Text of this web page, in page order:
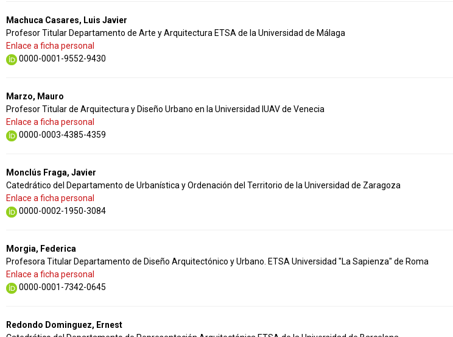
Machuca Casares, Luis Javier
Profesor Titular Departamento de Arte y Arquitectura ETSA de la Universidad de Málaga
Enlace a ficha personal
0000-0001-9552-9430
Marzo, Mauro
Profesor Titular de Arquitectura y Diseño Urbano en la Universidad IUAV de Venecia
Enlace a ficha personal
0000-0003-4385-4359
Monclús Fraga, Javier
Catedrático del Departamento de Urbanística y Ordenación del Territorio de la Universidad de Zaragoza
Enlace a ficha personal
0000-0002-1950-3084
Morgia, Federica
Profesora Titular Departamento de Diseño Arquitectónico y Urbano. ETSA Universidad "La Sapienza" de Roma
Enlace a ficha personal
0000-0001-7342-0645
Redondo Dominguez, Ernest